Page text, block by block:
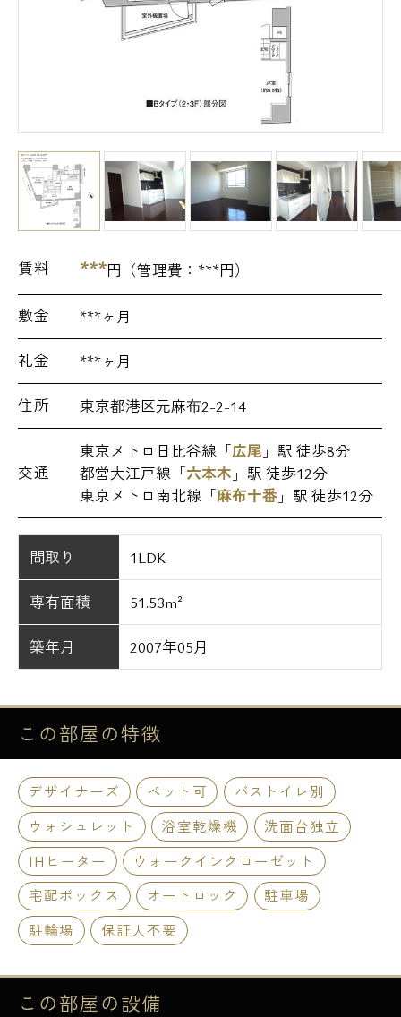
賃料 ***円（管理費： ***円）
敷金 ***ヶ月
礼金 ***ヶ月
住所 東京都港区元麻布2-2-14
交通
東京メトロ日比谷線「広尾 」駅 徒歩8分
都営大江戸線「六本木 」駅 徒歩12分
東京メトロ南北線「麻布十番 」駅 徒歩12分
間取り 1LDK
専有面積 51.53m²
築年月 2007年05月
この部屋の特徴
デザイナーズ ペット可
バストイレ別
ウォシュレット
浴室乾燥機
洗面台独立
IHヒーター
ウォークインクローゼット
宅配ボックス
オートロック
駐車場
駐輪場
保証人不要
この部屋の設備